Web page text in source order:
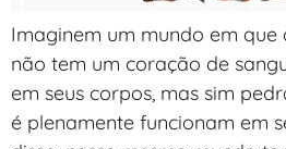
Imaginem um mundo em que
não tem um coração de
em seus corpos, mas sim
é plenamente funcionam em